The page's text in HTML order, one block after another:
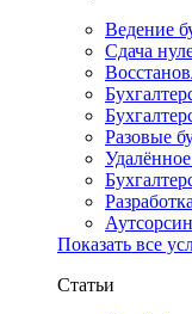
Ведение
Сдача
Разовые
Показать все
Статьи